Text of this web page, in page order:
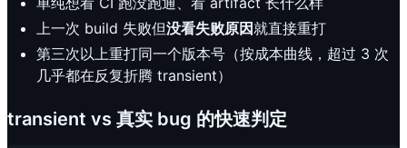
上一次 build 失败但没看失败原因就直接重打
第三次以上重打同一个版本号（按成本曲线，超过 3 次
几乎都在反复折腾 transient）
transient vs 真实 bug 的快速判定